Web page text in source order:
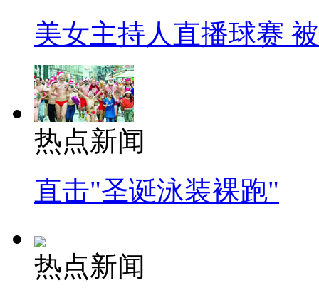
美女主持人直播球赛
热点新闻
直击"圣诞泳装裸跑"
热点新闻